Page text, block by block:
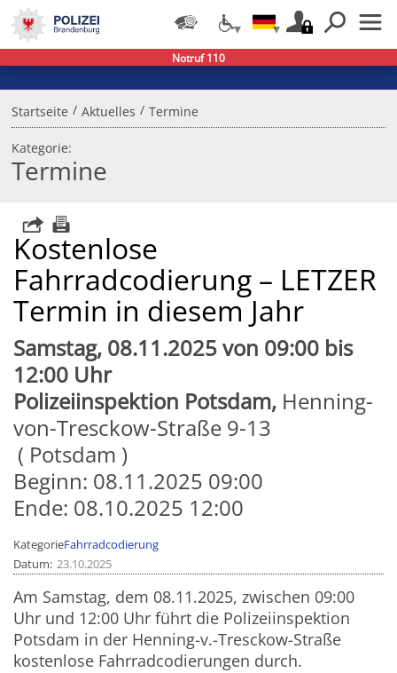
Startseite / Aktuelles / Termine
Kategorie:
Termine
Kostenlose
Fahrradcodierung – LETZER
Termin in diesem Jahr
Samstag, 08.11.2025 von 09:00 bis
12:00 Uhr
Polizeiinspektion Potsdam, Henning-
von-Tresckow-Straße 9-13
Potsdam
Beginn: 08.11.2025 09:00
Ende: 08.10.2025 12:00
KategorieFahrradcodierung
Datum 23.10.2025
Am Samstag, dem 08.11.2025, zwischen 09:00
Uhr und 12:00 Uhr führt die Polizeiinspektion
Potsdam in der Henning-v.-Tresckow-Straße
kostenlose Fahrradcodierungen durch.
Notruf 110